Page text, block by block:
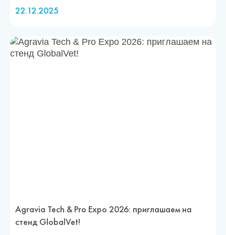
22.12.2025
Agravia Tech & Pro Expo 2026: приглашаем на
стенд GlobalVet!